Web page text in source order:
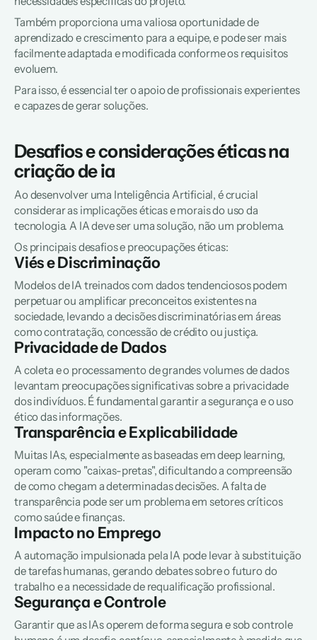
Também proporciona uma valiosa oportunidade de
aprendizado e crescimento para a equipe, e pode ser mais
facilmente adaptada e modificada conforme os requisitos
evoluem.
Para isso, é essencial ter o apoio de profissionais experientes
e capazes de gerar soluções.
Desafios e considerações éticas na
criação de ia
Ao desenvolver uma Inteligência Artificial, é crucial
considerar as implicações éticas e morais do uso da
tecnologia. A IA deve ser uma solução, não um problema.
Os principais desafios e preocupações éticas:
Viés e Discriminação
Modelos de IA treinados com dados tendenciosos podem
perpetuar ou amplificar preconceitos existentes na
sociedade, levando a decisões discriminatórias em áreas
como contratação, concessão de crédito ou justiça.
Privacidade de Dados
A coleta e o processamento de grandes volumes de dados
levantam preocupações significativas sobre a privacidade
dos indivíduos. É fundamental garantir a segurança e o uso
ético das informações.
Transparência e Explicabilidade
Muitas IAs, especialmente as baseadas em deep learning,
operam como "caixas-pretas", dificultando a compreensão
de como chegam a determinadas decisões. A falta de
transparência pode ser um problema em setores críticos
como saúde e finanças.
Impacto no Emprego
A automação impulsionada pela IA pode levar à substituição
de tarefas humanas, gerando debates sobre o futuro do
trabalho e a necessidade de requalificação profissional.
Segurança e Controle
Garantir que as IAs operem de forma segura e sob controle